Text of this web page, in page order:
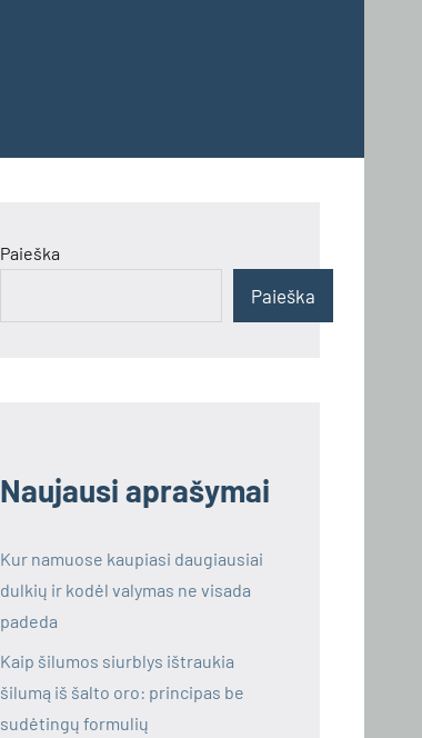
Paieška
Paieška
Naujausi aprašymai
Kur namuose kaupiasi daugiausiai
dulkių ir kodėl valymas ne visada
padeda
Kaip šilumos siurblys ištraukia
šilumą iš šalto oro: principas be
sudėtingų formulių